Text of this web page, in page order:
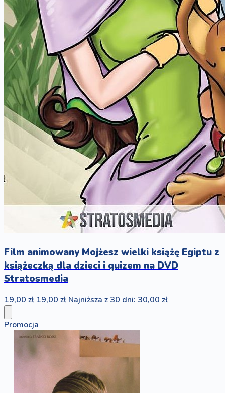
Film animowany Mojżesz wielki książę Egiptu z
książeczką dla dzieci i quizem na DVD
Stratosmedia
19,00 zł 19,00 zł Najniższa z 30 dni: 30,00 zł
Promocja